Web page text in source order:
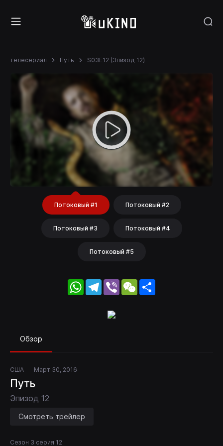
телесериал Путь S03E12 (Эпизод 12)
Потоковый #1 Потоковый #2
Потоковый #3 Потоковый #4
Потоковый #5
WhatsApp
Telegram
Viber WeChat
Обзор
США Март 30, 2016
Путь
Эпизод 12
Смотреть трейлер
Сезон 3 серия 12